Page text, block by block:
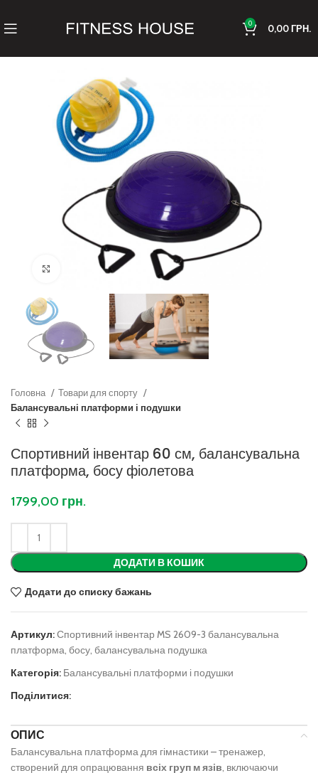
0 0,00ГРН.
Клацніть, щоб збільшити
Головна
Товари для спорту
Балансувальні платформи і подушки
Спортивний інвентар 60 см, балансувальна
платформа, босу фіолетова
1799,00 грн.
ДОДАТИ В КОШИК
Додати до списку бажань
Артикул:Спортивний інвентар MS 2609-3 балансувальна
платформа, босу, балансувальна подушка
Категорія: Балансувальні платформи і подушки
Поділитися:
ОПИС
Балансувальна платформа для гімнастики – тренажер,
створений для опрацювання всіх груп м язів, включаючи